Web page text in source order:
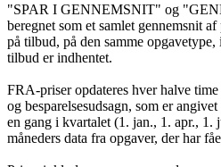
"SPAR I GENNEMSNIT" og
beregnet som et samlet gennemsnit
på tilbud, på den samme
tilbud er indhentet.
FRA-priser opdateres hver halve
og besparelsesudsagn, som er
en gang i kvartalet (1. jan., 1. apr., 1.
måneders data fra opgaver, der har